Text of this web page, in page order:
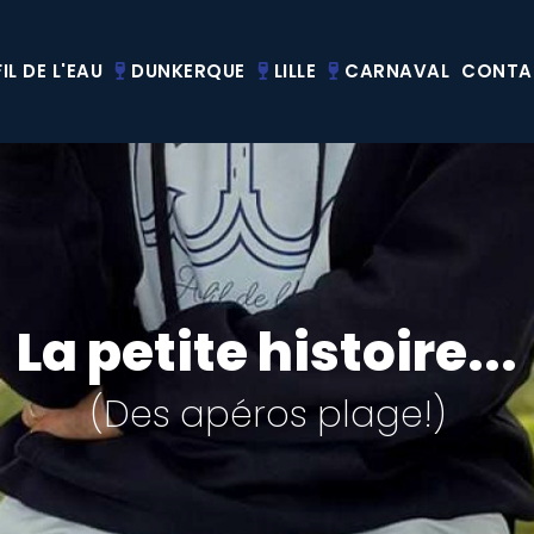
DE L'EAU DUNKERQUE LILLE CARNAVAL
La petite histoire...
(Des apéros plage!)